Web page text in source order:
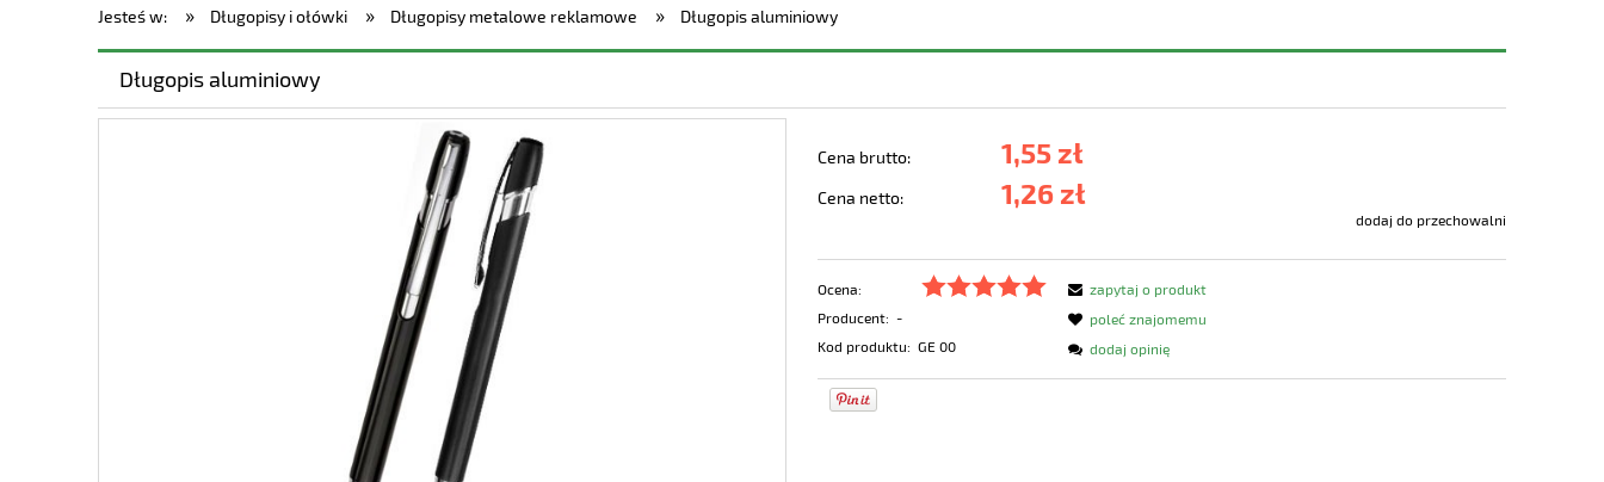
Jesteś w: » Długopisy i ołówki » Długopisy metalowe reklamowe » Długopis aluminiowy
Długopis aluminiowy
Cena brutto: 1,55 zł
Cena netto: 1,26 zł
dodaj do przechowalni
Ocena:
Producent: -
Kod produktu: GE 00
zapytaj o produkt
poleć znajomemu
dodaj opinię